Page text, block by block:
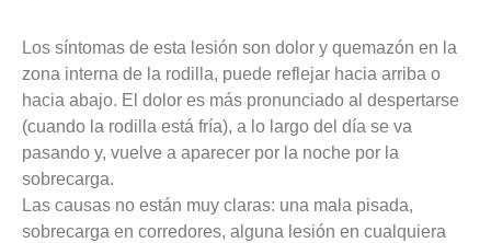
Los síntomas de esta lesión son dolor y quemazón en la
zona interna de la rodilla, puede reflejar hacia arriba o
hacia abajo. El dolor es más pronunciado al despertarse
(cuando la rodilla está fría), a lo largo del día se va
pasando y, vuelve a aparecer por la noche por la
sobrecarga.
Las causas no están muy claras: una mala pisada,
sobrecarga en corredores, alguna lesión en cualquiera